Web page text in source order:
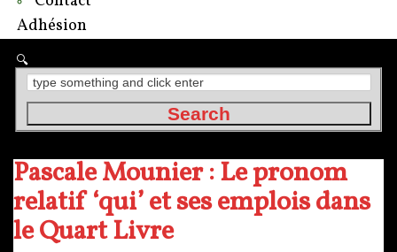
Adhésion
Pascale Mounier : Le pronom
relatif ‘qui’ et ses emplois dans
le Quart Livre